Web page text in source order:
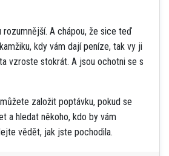
A chápou, že sice teď
kdy vám dají peníze, tak vy ji
vzroste stokrát. A jsou ochotni se s
založit poptávku, pokud se
a hledat někoho, kdo by vám
vědět, jak jste pochodila.